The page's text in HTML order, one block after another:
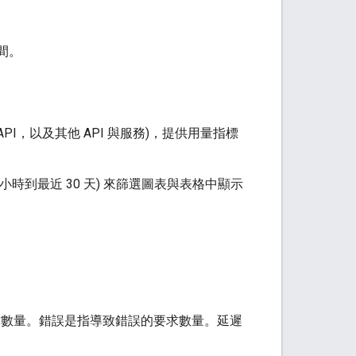
，以及其他 API 與服務)，提供用量指標
時到最近 30 天) 來篩選圖表與表格中顯示
量。錯誤是指導致錯誤的要求數量。延遲